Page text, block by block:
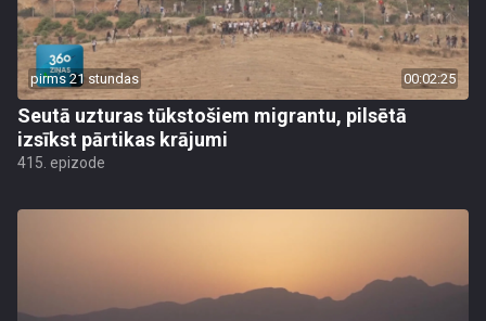
pirms 21 stundas 00:02:25
Seutā uzturas tūkstošiem migrantu, pilsētā
izsīkst pārtikas krājumi
415. epizode